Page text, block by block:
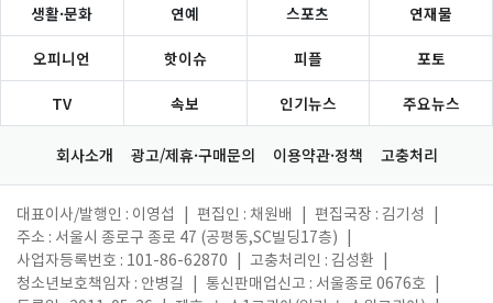
생활·문화 연예 스포츠 연재물
오피니언 핫이슈 피플 포토
TV 속보 인기뉴스 주요뉴스
회사소개 광고/제휴·구매문의 이용약관·정책 고충처리
대표이사/발행인 : 이영섭 편집인 : 채원배 편집국장 : 김기성
주소 : 서울시 종로구 종로 47 (공평동,SC빌딩17층)
사업자등록번호 : 101-86-62870
고충처리인 : 김성환
청소년보호책임자 : 안병길
통신판매업신고 : 서울종로 0676호